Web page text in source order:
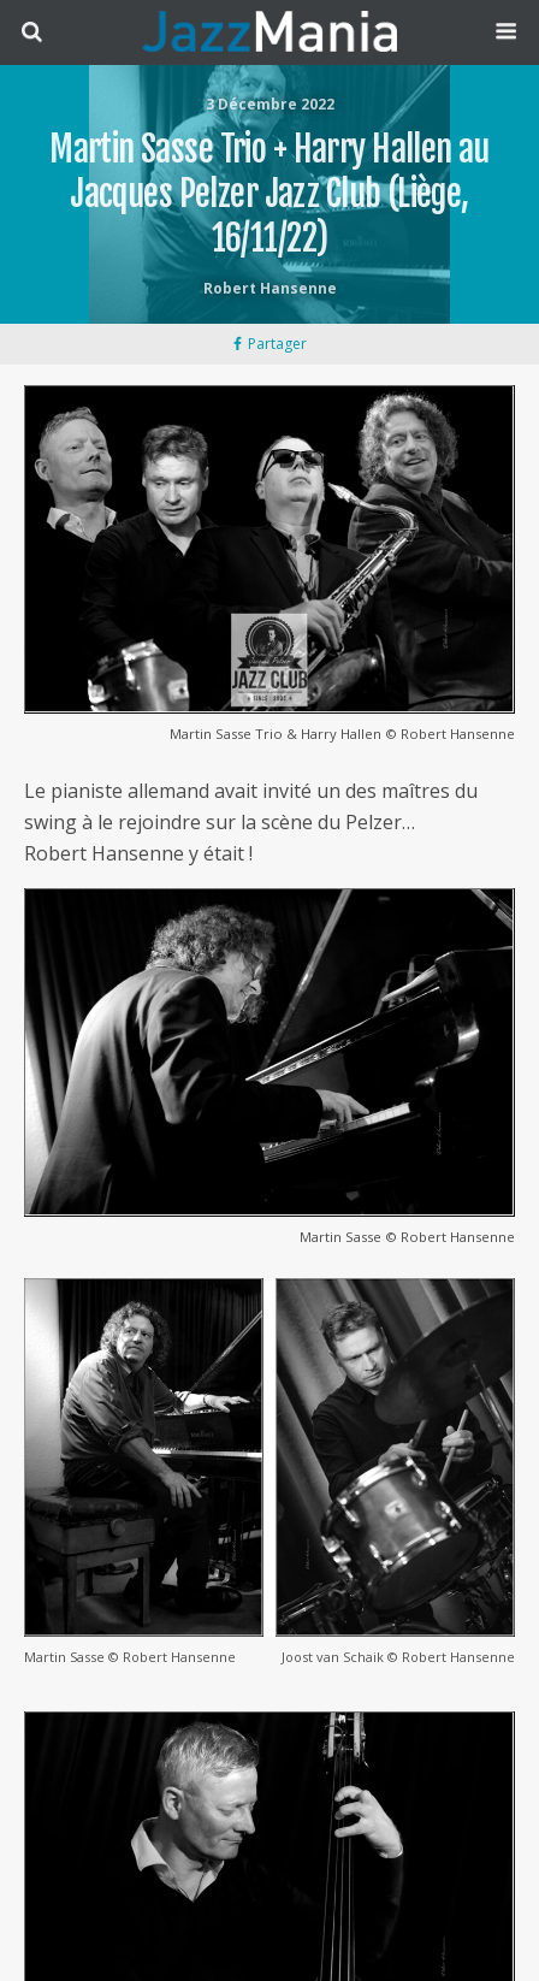
3 Décembre 2022
Martin Sasse Trio + Harry Hallen au
Jacques Pelzer Jazz Club (Liège,
16/11/22)
Robert Hansenne
Partager
Martin Sasse Trio & Harry Hallen © Robert Hansenne
Le pianiste allemand avait invité un des maîtres du
swing à le rejoindre sur la scène du Pelzer…
Robert Hansenne y était !
Martin Sasse © Robert Hansenne
Martin Sasse © Robert Hansenne Joost van Schaik © Robert Hansenne